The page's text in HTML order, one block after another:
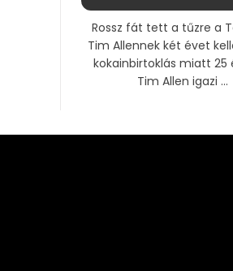
Rossz fát tett a tűzre a
Tim Allennek két évet
kokainbirtoklás miatt 25
Tim Allen igazi ...